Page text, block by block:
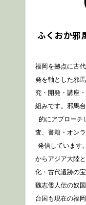
ふくおか邪
福岡を拠点に古
発を軸とした邪
究・開発・講座
組みです。邪馬
的にアプローチ
査、書籍・オン
発信しています
からアジア大陸
化・古代遺跡の
魏志倭人伝の奴
台国も現在の福